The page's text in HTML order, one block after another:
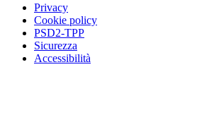
Privacy
Cookie policy
PSD2-TPP
Sicurezza
Accessibilità